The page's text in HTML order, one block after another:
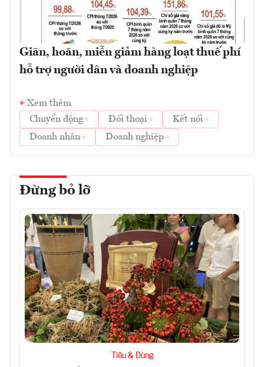
Giãn, hoãn, miễn giảm hàng loạt thuế phí
hỗ trợ người dân và doanh nghiệp
Xem thêm
Chuyển động
Đối thoại
Kết nối
Doanh nhân
Doanh nghiệp
Đừng bỏ lỡ
Tiêu & Dùng